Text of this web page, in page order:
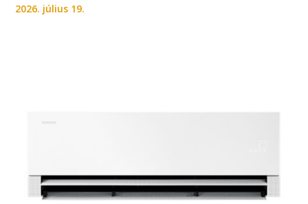
2026. július 19.